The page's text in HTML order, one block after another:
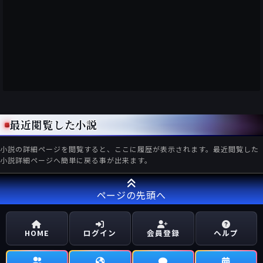
最近閲覧した小説
小説の詳細ページを閲覧すると、ここに履歴が表示されます。最近閲覧した
小説詳細ページへ簡単に戻る事が出来ます。
ページの先頭へ
HOME ログイン 会員登録 ヘルプ